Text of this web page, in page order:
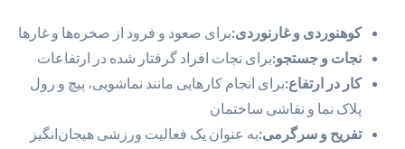
کوهنوردی و غارنوردی:برای صعود و فرود از صخره‌ها و غارها
نجات و جستجو:برای نجات افراد گرفتار شده در ارتفاعات
کار در ارتفاع:برای انجام کارهایی مانند نماشویی، پیچ و رول
پلاک نما و نقاشی ساختمان
تفریح و سرگرمی:به عنوان یک فعالیت ورزشی هیجان‌انگیز